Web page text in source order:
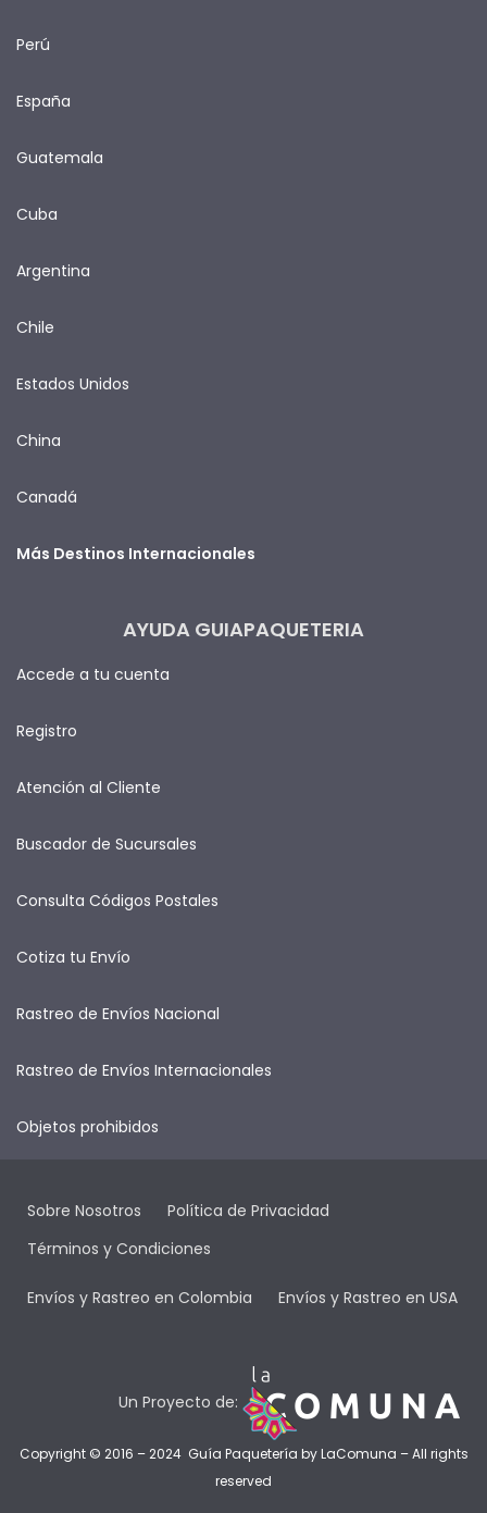
Perú
España
Guatemala
Cuba
Argentina
Chile
Estados Unidos
China
Canadá
Más Destinos Internacionales
AYUDA GUIAPAQUETERIA
Accede a tu cuenta
Registro
Atención al Cliente
Buscador de Sucursales
Consulta Códigos Postales
Cotiza tu Envío
Rastreo de Envíos Nacional
Rastreo de Envíos Internacionales
Objetos prohibidos
Sobre Nosotros
Política de Privacidad
Términos y Condiciones
Envíos y Rastreo en Colombia Envíos y Rastreo en USA
Un Proyecto de:
Copyright © 2016 – 2024 Guía Paquetería byLaComuna – All rights
reserved